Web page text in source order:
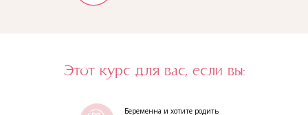
Беременна и хотите родить
Этот курс для вас, если вы: